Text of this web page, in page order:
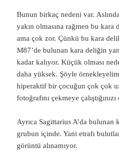
Bunun birkaç nedeni var.
yakın olmasına rağmen bu
ama çok zor. Çünkü bu kara
M87’de bulunan kara deliğin
kadar kalıyor. Küçük olması
daha yüksek. Şöyle
hiperaktif bir çocuğun çok çok
fotoğrafını çekmeye
Ayrıca Sagittarius A’da
grubun içinde. Yani etrafı
görüntü alınamıyor.